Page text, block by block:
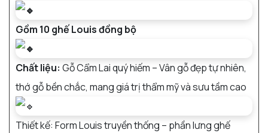
Gồm 10 ghế Louis đồng bộ
Chất liệu: Gỗ Cẩm Lai quý hiếm – Vân gỗ đẹp tự nhiên,
thớ gỗ bền chắc, mang giá trị thẩm mỹ và sưu tầm cao
Thiết kế: Form Louis truyền thống – phần lưng ghế